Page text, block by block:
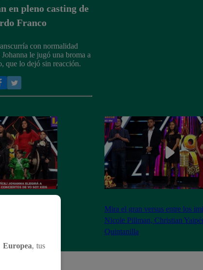
en pleno casting de
Franco
con normalidad
le jugó una broma a
que lo dejó sin reacción.
Mira el gran versus entre los
Nicole Pillman, Christian
Quintanilla
Europea, tus